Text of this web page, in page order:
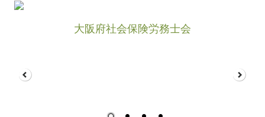
大阪府社会保険労務士会